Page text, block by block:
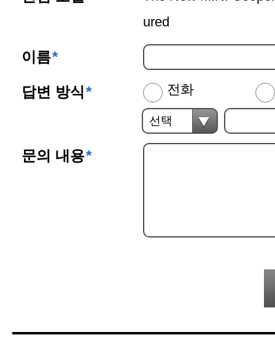
ured
이름*
답변 방식* 전화
문의 내용*